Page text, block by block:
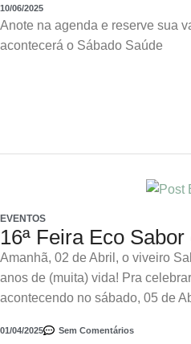
10/06/2025
Anote na agenda e reserve sua
acontecerá o Sábado Saúde
EVENTOS
16ª Feira Eco
Amanhã, 02 de Abril, o viveiro
anos de (muita) vida! Pra
acontecendo no sábado, 05 de
01/04/2025 Sem Comentários